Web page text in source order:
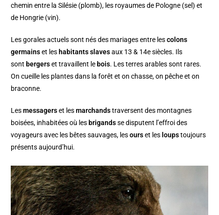
chemin entre la Silésie (plomb), les royaumes de Pologne (sel) et
de Hongrie (vin).
Les gorales actuels sont nés des mariages entre lescolons
germainset les habitants slavesaux 13 & 14e siècles. Ils
sont bergerset travaillent le bois. Les terres arables sont rares.
On cueille les plantes dans la forêt et on chasse, on pêche et on
braconne.
Lesmessagerset lesmarchandstraversent des montagnes
boisées, inhabitées où les brigandsse disputent l’effroi des
voyageurs avec les bêtes sauvages, lesourset les loupstoujours
présents aujourd’hui.